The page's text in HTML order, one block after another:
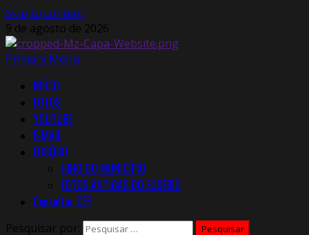
Skip to content
9 de agosto de 2026
Primary Menu
INÍCIO
FOTOS
YOUTUBE
E-MAIL
EUSÉBIO
HINO DO MUNICÍPIO
FOTOS ANTIGAS DO EUSÉBIO
Consultar CEP
Pesquisar por: